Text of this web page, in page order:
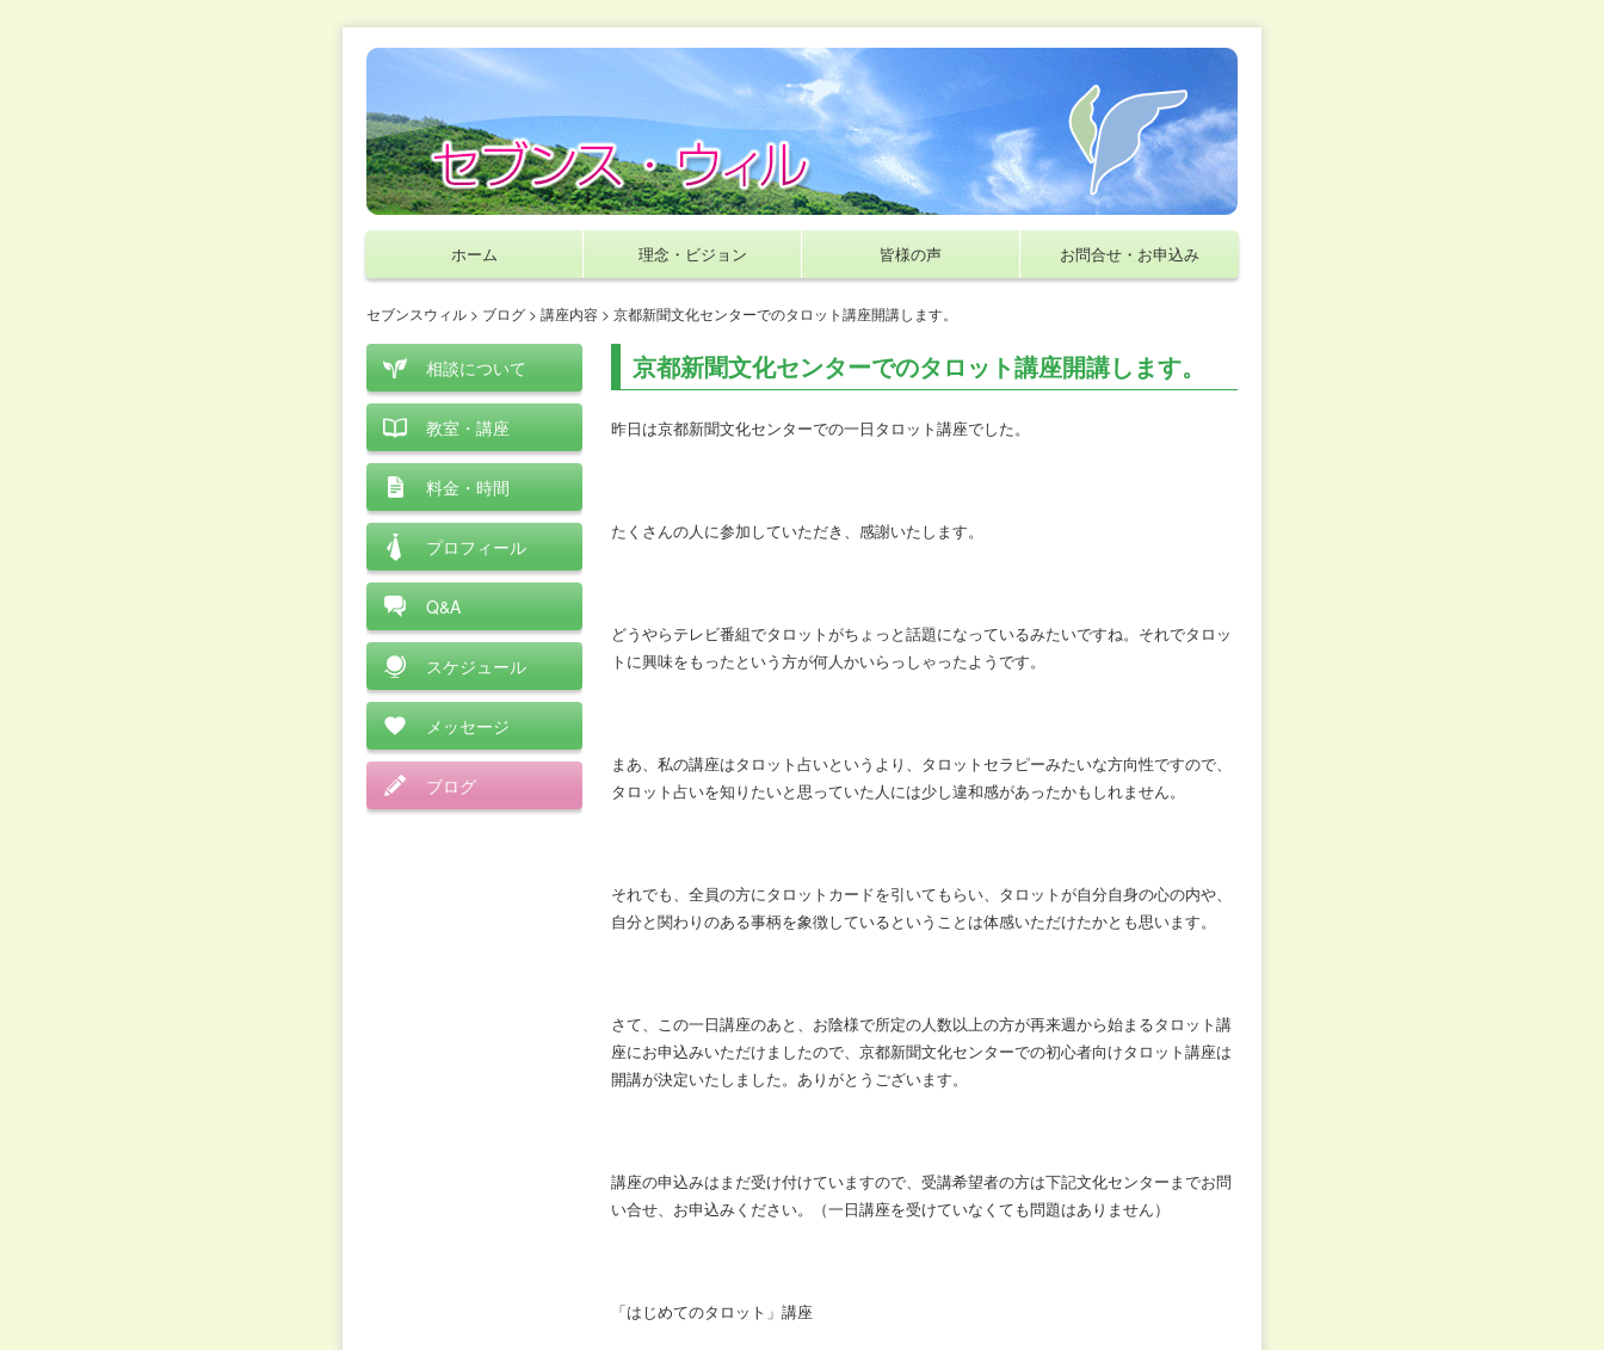
ホーム 理念・ビジョン 皆様の声 お問合せ・お申込み
セブンスウィル > ブログ > 講座内容 > 京都新聞文化センターでのタロット講座開講します。
京都新聞文化センターでのタロット講座開講します。
昨日は京都新聞文化センターでの一日タロット講座でした。
たくさんの人に参加していただき、感謝いたします。
どうやらテレビ番組でタロットがちょっと話題になっているみたいですね。 それでタロッ
トに興味をもったという方が何人かいらっしゃったようです。
まあ、私の講座はタロット占いというより、タロットセラピーみたいな方向性ですので、
タロット占いを知りたいと思っていた人には少し違和感があったかもしれません。
それでも、全員の方にタロットカードを引いてもらい、タロットが自分自身の心の内や、
自分と関わりのある事柄を象徴しているということは体感いただけたかとも思います。
さて、この一日講座のあと、お陰様で所定の人数以上の方が再来週から始まるタロット講
座にお申込みいただけましたので、京都新聞文化センターでの初心者向けタロット講座は
開講が決定いたしました。ありがとうございます。
講座の申込みはまだ受け付けていますので、受講希望者の方は下記文化センターまでお問
い合せ、お申込みください。（一日講座を受けていなくても問題はありません）
「はじめてのタロット」講座
相談について
教室・講座
料金・時間
プロフィール
Q&A
スケジュール
メッセージ
ブログ